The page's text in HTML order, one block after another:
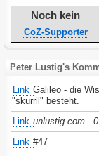
Noch kein
CoZ-Supporter
Peter Lustig's
Link Galileo - die
"skurril" besteht.
Link
Link #47